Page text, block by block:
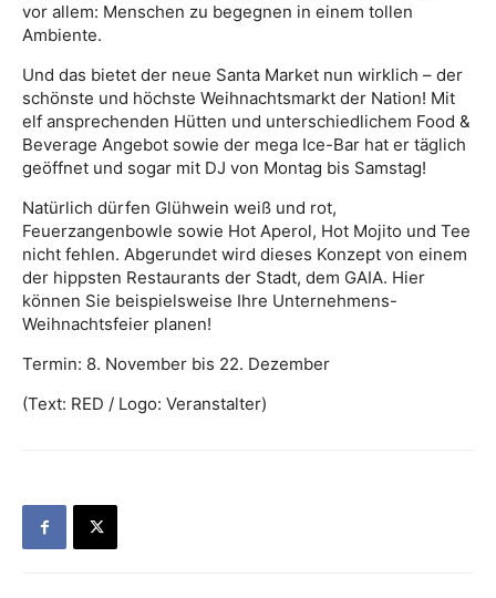
vor allem: Menschen zu begegnen in einem tollen
Ambiente.
Und das bietet der neue Santa Market nun wirklich – der
schönste und höchste Weihnachtsmarkt der Nation! Mit
elf ansprechenden Hütten und unterschiedlichem Food &
Beverage Angebot sowie der mega Ice-Bar hat er täglich
geöffnet und sogar mit DJ von Montag bis Samstag!
Natürlich dürfen Glühwein weiß und rot,
Feuerzangenbowle sowie Hot Aperol, Hot Mojito und Tee
nicht fehlen. Abgerundet wird dieses Konzept von einem
der hippsten Restaurants der Stadt, dem GAIA. Hier
können Sie beispielsweise Ihre Unternehmens-
Weihnachtsfeier planen!
Termin: 8. November bis 22. Dezember
(Text: RED / Logo: Veranstalter)